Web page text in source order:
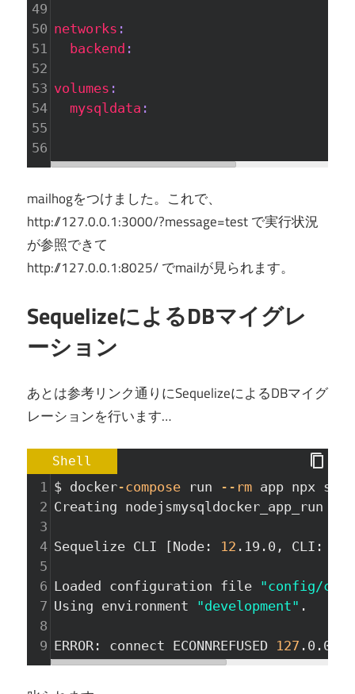
49
50 networks :
51
  backend
:
52
53 volumes :
54
  mysqldata
:
55
56
mailhogをつけました。これで、
http://127.0.0.1:3000/?message=test で実行状況
が参照できて
http://127.0.0.1:8025/ でmailが見られます。
SequelizeによるDBマイグレ
ーション
あとは参考リンク通りにSequelizeによるDBマイグ
レーションを行います…
Shell
1 $ docker-compose run --rm app npx
2 Creating nodejsmysqldocker_app_run
3
4 Sequelize CLI [Node: 12 .19.0, CLI:
5
6 Loaded configuration file "config/
7 Using environment "development" .
8
9 ERROR: connect ECONNREFUSED 127